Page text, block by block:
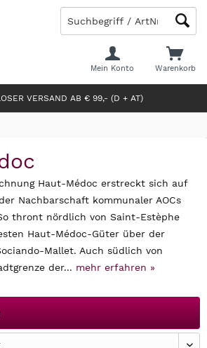
VERSAND AB € 99,- (D + AT)
Warenkorb
Mein Konto
Haut-Médoc erstreckt sich auf
Nachbarschaft kommunaler AOCs
thront nördlich von Saint-Estèphe
Haut-Médoc-Güter über der
Mallet. Auch südlich von
der... mehr erfahren »